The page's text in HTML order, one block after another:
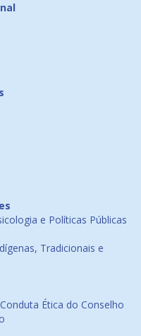
e Políticas Públicas
Tradicionais e
Ética do Conselho